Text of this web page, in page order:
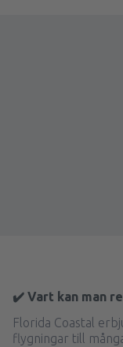
✔️ Vart kan man
Florida Coastal
flygningar till